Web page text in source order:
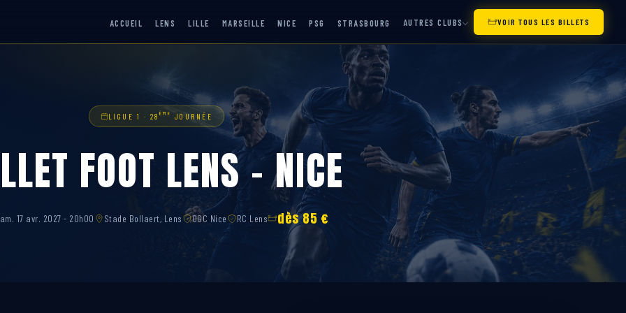
ACCUEIL LENS LILLE MARSEILLE NICE PSG STRASBOURG AUTRES CLUBS VOIR TOUS LES BILLETS
LIGUE 1 · 28 ÈME JOURNÉE
FOOT LENS – NICE
17 avr. 2027 - 20h00 Stade Bollaert, Lens OGC Nice RC Lens dès 85 €